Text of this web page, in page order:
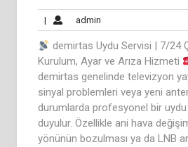
| admin
demirtas Uydu Servisi | 7/24
Kurulum, Ayar ve Arıza Hizmeti
demirtas genelinde televizyon
sinyal problemleri veya yeni
durumlarda profesyonel bir
duyulur. Özellikle ani hava
yönünün bozulması ya da LNB